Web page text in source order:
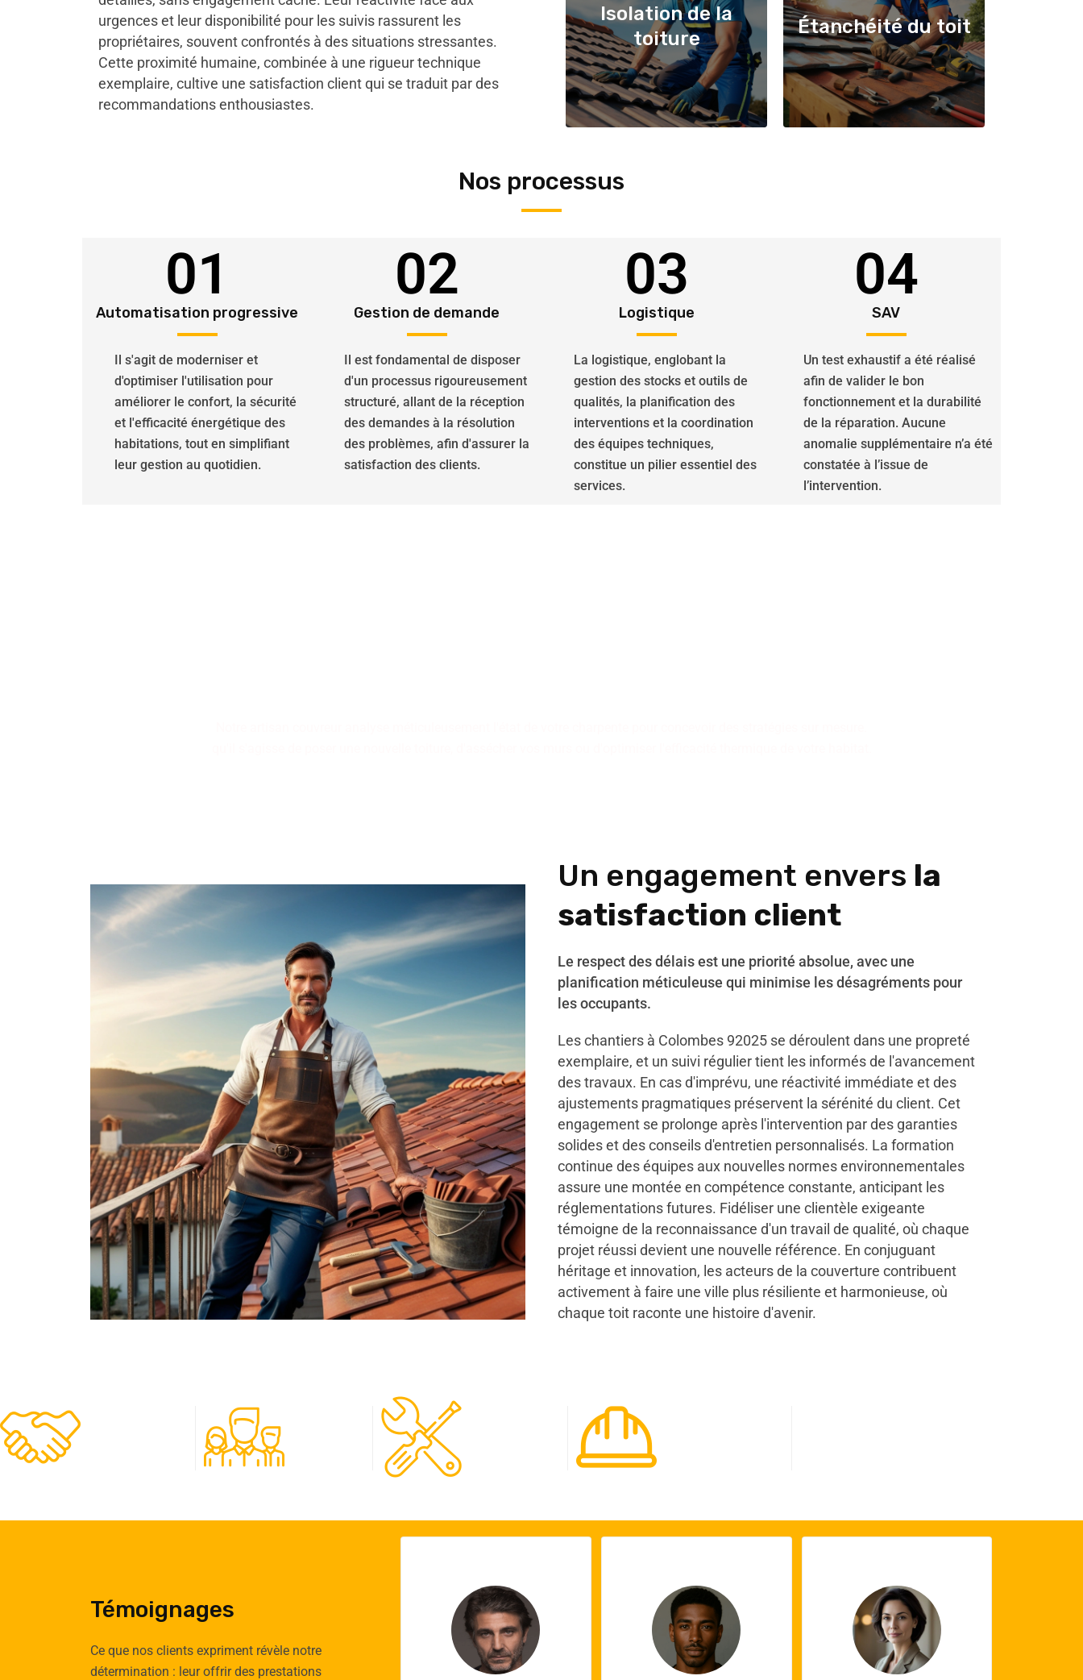
urgences et leur disponibilité pour les suivis rassurent les
propriétaires, souvent confrontés à des situations stressantes.
Cette proximité humaine, combinée à une rigueur technique
exemplaire, cultive une satisfaction client qui se traduit par des
recommandations enthousiastes.
Isolation de la
toiture
Étanchéité du toit
Nos processus
01
Automatisation progressive
Il s'agit de moderniser et
d'optimiser l'utilisation pour
améliorer le confort, la sécurité
et l'efficacité énergétique des
habitations, tout en simplifiant
leur gestion au quotidien.
02
Gestion de demande
Il est fondamental de disposer
d'un processus rigoureusement
structuré, allant de la réception
des demandes à la résolution
des problèmes, afin d'assurer la
satisfaction des clients.
03
Logistique
La logistique, englobant la
gestion des stocks et outils de
qualités, la planification des
interventions et la coordination
des équipes techniques,
constitue un pilier essentiel des
services.
04
SAV
Un test exhaustif a été réalisé
afin de valider le bon
fonctionnement et la durabilité
de la réparation. Aucune
anomalie supplémentaire n’a été
constatée à l’issue de
l’intervention.
Un engagement envers la
satisfaction client
Le respect des délais est une priorité absolue, avec une
planification méticuleuse qui minimise les désagréments pour
les occupants.
Les chantiers à Colombes 92025 se déroulent dans une propreté
exemplaire, et un suivi régulier tient les informés de l'avancement
des travaux. En cas d'imprévu, une réactivité immédiate et des
ajustements pragmatiques préservent la sérénité du client. Cet
engagement se prolonge après l'intervention par des garanties
solides et des conseils d'entretien personnalisés. La formation
continue des équipes aux nouvelles normes environnementales
assure une montée en compétence constante, anticipant les
réglementations futures. Fidéliser une clientèle exigeante
témoigne de la reconnaissance d'un travail de qualité, où chaque
projet réussi devient une nouvelle référence. En conjuguant
héritage et innovation, les acteurs de la couverture contribuent
activement à faire une ville plus résiliente et harmonieuse, où
chaque toit raconte une histoire d'avenir.
Témoignages
Ce que nos clients expriment révèle notre
détermination : leur offrir des prestations